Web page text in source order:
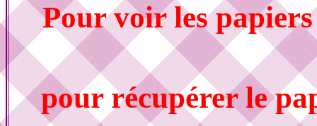
Pour voir les
pour récupérer le